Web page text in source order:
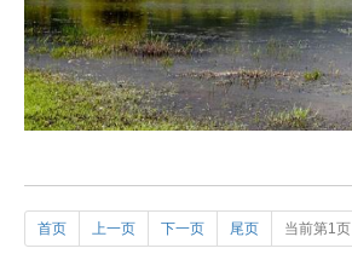
首页 上一页 下一页 尾页 当前第1页